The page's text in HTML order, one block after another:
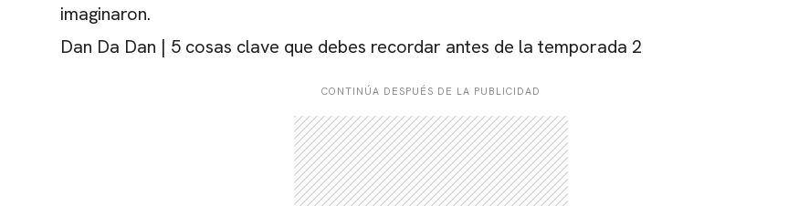
imaginaron.
Dan Da Dan | 5 cosas clave que debes recordar antes de la temporada 2
CONTINÚA DESPUÉS DE LA PUBLICIDAD